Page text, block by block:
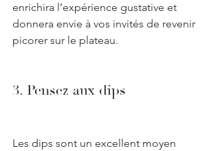
enrichira l’expérience gustative et
donnera envie à vos invités de revenir
picorer sur le plateau.
3. Pensez aux dips
Les dips sont un excellent moyen